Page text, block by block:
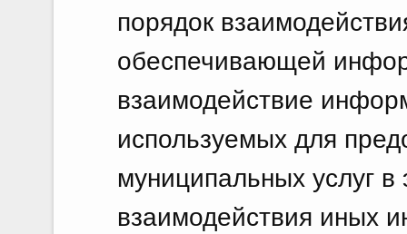
порядок
обеспечивающей
взаимодействие
используемых для
муниципальных услуг
взаимодействия иных